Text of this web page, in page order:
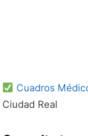
Cuadros
Ciudad Real